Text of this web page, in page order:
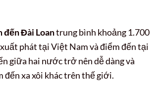
đến Đài Loantrung bình khoảng 1.700
phát tại Việt Nam và điểm đến tại
giữa hai nước trở nên dễ dàng và
đến xa xôi khác trên thế giới.